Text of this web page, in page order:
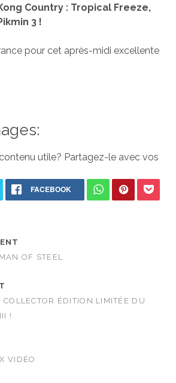
Country : Tropical Freeze,
3 !
pour cet après-midi excellente
utile? Partagez-le avec vos
OF STEEL
COLLECTOR ÉDITION LIMITÉE DU
!
VIDÉO